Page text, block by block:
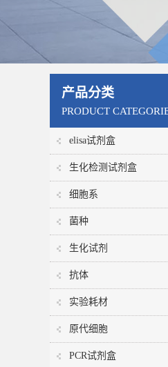
产品分类
PRODUCT
elisa试剂盒
生化检测试剂盒
细胞系
菌种
生化试剂
抗体
实验耗材
原代细胞
PCR试剂盒